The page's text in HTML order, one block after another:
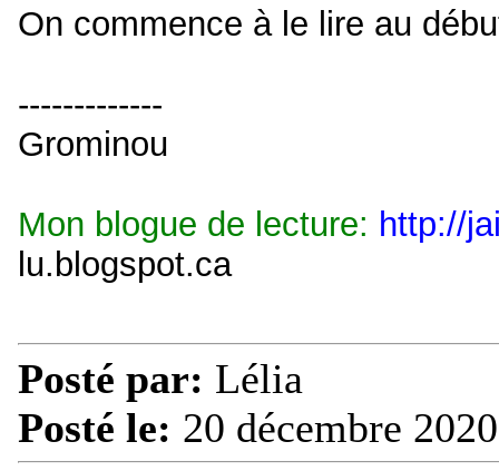
On commence à le lire au
-------------
Grominou
Mon blogue de lecture: http://
lu.blogspot.ca
Posté par: Lélia
Posté le: 20 décembre